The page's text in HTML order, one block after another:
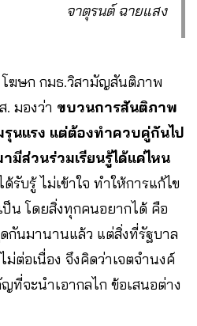
จาตุรนต์ ฉายแสง
โฆษก กมธ.วิสามัญสันติภาพ
มองว่า ขบวนการสันติภาพ
นแรง แต่ต้องทำควบคู่กันไป
มีส่วนร่วมเรียนรู้ได้แค่ไหน
บรู้ ไม่เข้าใจ ทำให้การแก้ไข
น โดยสิ่งทุกคนอยากได้ คือ
นมานานแล้ว แต่สิ่งที่รัฐบาล
ต่อเนื่อง จึงคิดว่าเจตจำนงค์
ที่จะนำเอากลไก ข้อเสนอต่าง